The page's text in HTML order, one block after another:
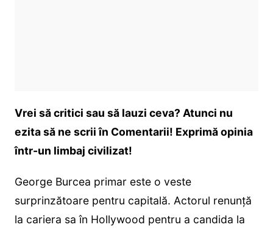
Vrei să critici sau să lauzi ceva? Atunci nu
ezita să ne scrii în Comentarii! Exprimă opinia
într-un limbaj civilizat!
George Burcea primar este o veste
surprinzătoare pentru capitală. Actorul renunță
la cariera sa în Hollywood pentru a candida la